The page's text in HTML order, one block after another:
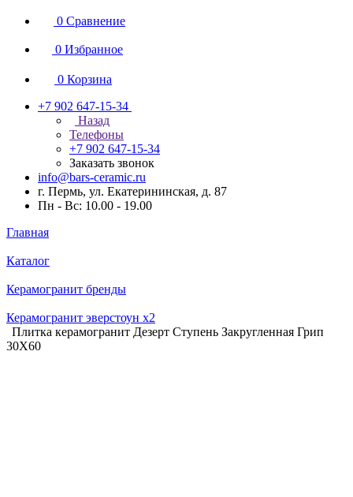
0 Сравнение
0 Избранное
0 Корзина
+7 902 647-15-34
Назад
Телефоны
+7 902 647-15-34
Заказать звонок
info@bars-ceramic.ru
г. Пермь, ул. Екатерининская, д. 87
Пн - Вс: 10.00 - 19.00
Главная
Каталог
Керамогранит бренды
Керамогранит эверстоун x2
Плитка керамогранит Дезерт Ступень Закругленная Грип
30X60